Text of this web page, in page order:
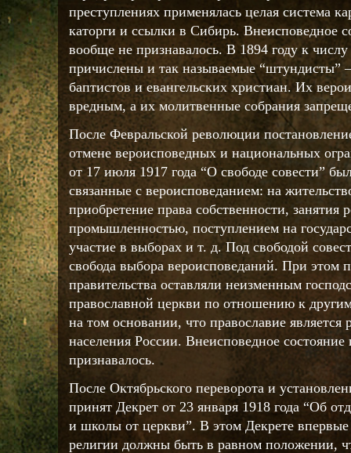
преступлениях применялась целая система
каторги и ссылки в Сибирь. Внеисповедное
вообще не признавалось. В 1894 году к
причислены и так называемые “штундисты”
баптистов и евангельских христиан. Их
вредным, а их молитвенные собрания
После Февральской революции
отмене вероисповедных и национальных
от 17 июля 1917 года “О свободе совести”
связанные с вероисповеданием: на
приобретение права собственности, занятия
промышленностью, поступлением на
участие в выборах и т. д. Под свободой
свобода выбора вероисповеданий. При этом
правительства оставляли неизменным
православной церкви по отношению к
на том основании, что православие является
населения России. Внеисповедное
признавалось.
После Октябрьского переворота и
принят Декрет от 23 января 1918 года “Об
и школы от церкви”. В этом Декрете впервые
религии должны быть в равном положении,